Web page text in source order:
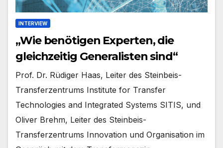
INTERVIEW
„Wie benötigen Experten, die
gleichzeitig Generalisten sind“
Prof. Dr. Rüdiger Haas, Leiter des Steinbeis-
Transferzentrums Institute for Transfer
Technologies and Integrated Systems SITIS, und
Oliver Brehm, Leiter des Steinbeis-
Transferzentrums Innovation und Organisation im